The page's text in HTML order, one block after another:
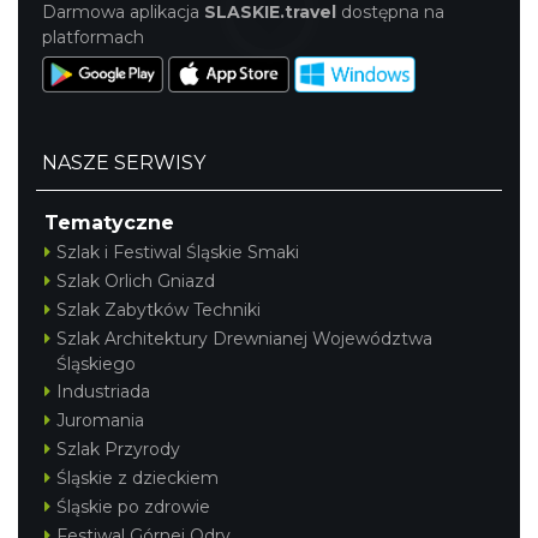
Darmowa aplikacja SLASKIE.travel dostępna na
platformach
NASZE SERWISY
Tematyczne
Szlak i Festiwal Śląskie Smaki
Szlak Orlich Gniazd
Szlak Zabytków Techniki
Szlak Architektury Drewnianej Województwa
Śląskiego
Industriada
Juromania
Szlak Przyrody
Śląskie z dzieckiem
Śląskie po zdrowie